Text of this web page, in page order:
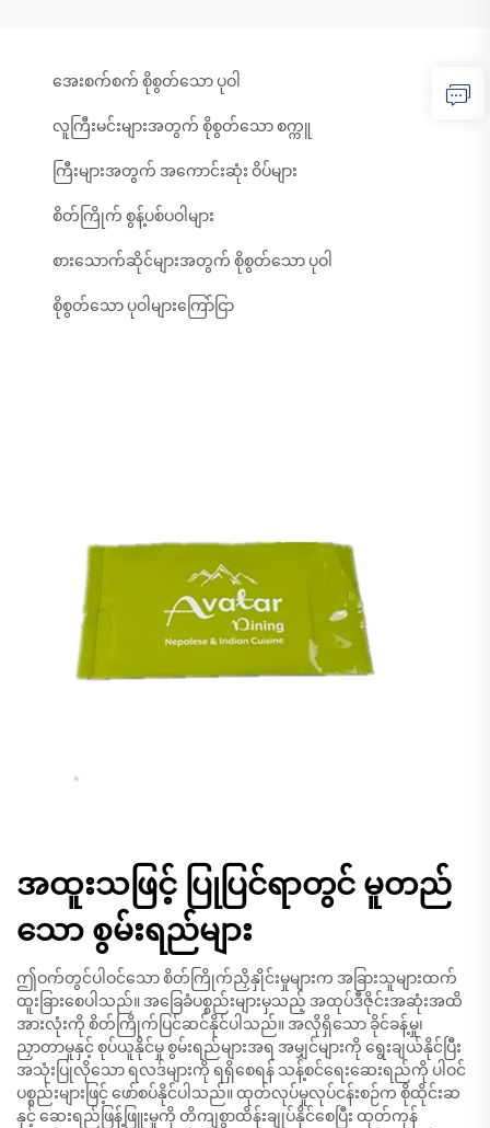
အေးစက်စက် စိုစွတ်သော ပုဝါ
လူကြီးမင်းများအတွက် စိုစွတ်သော စက္ကူ
ကြီးများအတွက် အကောင်းဆုံး ဝိပ်များ
စိတ်ကြိုက် စွန့်ပစ်ပဝါများ
စားသောက်ဆိုင်များအတွက် စိုစွတ်သော ပုဝါ
စိုစွတ်သော ပုဝါများကြော်ငြာ
အထူးသဖြင့် ပြုပြင်ရာတွင် မူတည်
သော စွမ်းရည်များ
ဤဝက်တွင်ပါဝင်သော စိတ်ကြိုက်ညှိနှိုင်းမှုများက အခြားသူများထက်
ထူးခြားစေပါသည်။ အခြေခံပစ္စည်းများမှသည့် အထုပ်ဒီဇိုင်းအဆုံးအထိ
အားလုံးကို စိတ်ကြိုက်ပြင်ဆင်နိုင်ပါသည်။ အလိုရှိသော ခိုင်ခန့်မှု၊
ညှာတာမှုနှင့် စုပ်ယူနိုင်မှု စွမ်းရည်များအရ အမျှင်များကို ရွေးချယ်နိုင်ပြီး
အသုံးပြုလိုသော ရလဒ်များကို ရရှိစေရန် သန့်စင်ရေးဆေးရည်ကို ပါဝင်
ပစ္စည်းများဖြင့် ဖော်စပ်နိုင်ပါသည်။ ထုတ်လုပ်မှုလုပ်ငန်းစဉ်က စိုထိုင်းဆ
နှင့် ဆေးရည်ဖြန့်ဖြူးမှုကို တိကျစွာထိန်းချုပ်နိုင်စေပြီး ထုတ်ကုန်